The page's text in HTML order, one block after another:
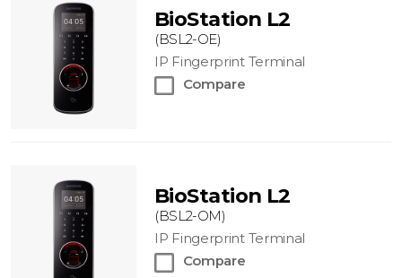
BioStation L2
(BSL2-OE)
IP Fingerprint Terminal
Compare
BioStation L2
(BSL2-OM)
IP Fingerprint Terminal
Compare